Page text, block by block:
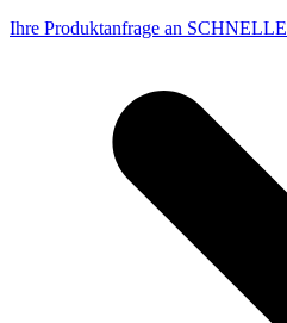
Ihre Produktanfrage an SCHNELLE